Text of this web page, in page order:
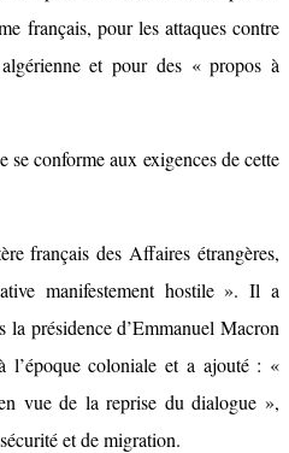
français, pour les attaques contre
et pour des « propos à
conforme aux exigences de cette
français des Affaires étrangères,
manifestement hostile ». Il a
la présidence d’Emmanuel Macron
l’époque coloniale et a ajouté : «
vue de la reprise du dialogue »,
et de migration.